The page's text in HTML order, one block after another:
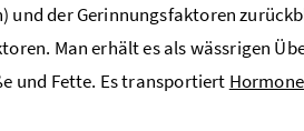
und der Gerinnungsfaktoren
Man erhält es als wässrigen
und Fette. Es transportiert Hormone